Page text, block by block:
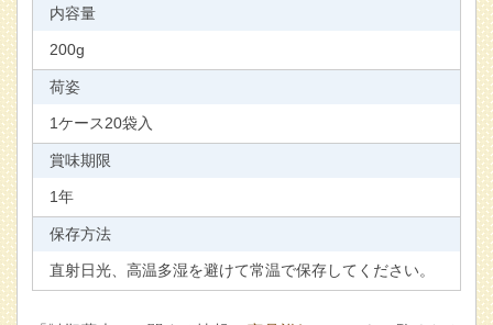
内容量
200g
荷姿
1ケース20袋入
賞味期限
1年
保存方法
直射日光、高温多湿を避けて常温で保存してください。